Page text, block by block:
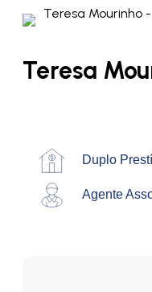
Teresa
Duplo
Agente